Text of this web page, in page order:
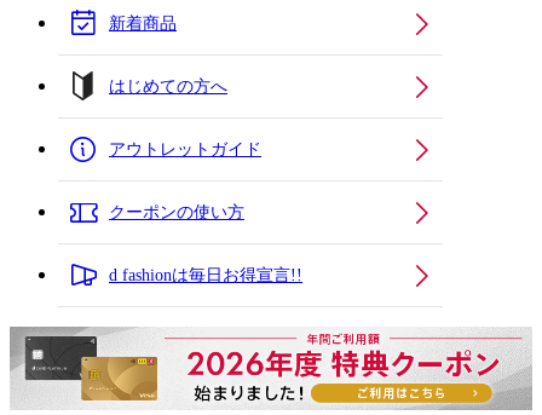
新着商品
はじめての方へ
アウトレットガイド
クーポンの使い方
d fashionは毎日お得宣言!!